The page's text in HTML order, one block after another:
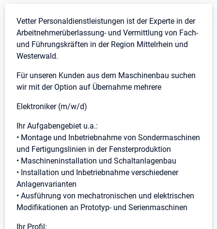
Stellenbeschreibung
Vetter Personaldienstleistungen ist der Experte in der
Arbeitnehmerüberlassung- und Vermittlung von Fach-
und Führungskräften in der Region Mittelrhein und
Westerwald.
Für unseren Kunden aus dem Maschinenbau suchen
wir mit der Option auf Übernahme mehrere
Elektroniker (m/w/d)
Ihr Aufgabengebiet u.a.:
• Montage und Inbetriebnahme von Sondermaschinen
und Fertigungslinien in der Fensterproduktion
• Maschineninstallation und Schaltanlagenbau
• Installation und Inbetriebnahme verschiedener
Anlagenvarianten
• Ausführung von mechatronischen und elektrischen
Modifikationen an Prototyp- und Serienmaschinen
Ihr Profil: